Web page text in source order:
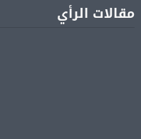
مقالات الرأي